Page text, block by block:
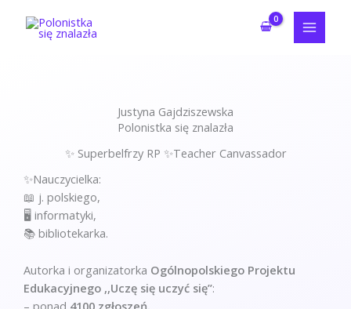
Justyna Gajdziszewska
Polonistka się znalazła
✨ Superbelfrzy RP ✨Teacher Canvassador
✨Nauczycielka:
📖 j. polskiego,
🖥️ informatyki,
📚 bibliotekarka.
Autorka i organizatorka Ogólnopolskiego Projektu
Edukacyjnego ,,Uczę się uczyć się”:
– ponad 4100 zgłoszeń,